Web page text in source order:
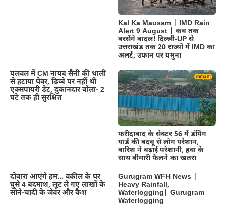
Kal Ka Mausam | IMD Rain
Alert 9 August | कब तक
बरसेंगे बादल! दिल्ली-UP से
उत्तराखंड तक 20 राज्यों में IMD का
अलर्ट, उफान पर यमुना
पलवल में CM नायब सैनी की थाली
से हटाया घेवर, डिब्बे पर नहीं थी
एक्सपायरी डेट, दुकानदार बोला- 2
घंटे तक ही सुरक्षित
फरीदाबाद के सेक्टर 56 में डंपिंग
यार्ड की बदबू से लोग परेशान,
बारिश ने बढ़ाई परेशानी, हवा के
साथ बीमारी फैलने का खतरा
दोबारा आएंगे हम… वकील के घर
घुसे 4 बदमाश, लूट ले गए लाखों के
सोने-चांदी के जेवर और कैश
Gurugram WFH News |
Heavy Rainfall,
Waterlogging| Gurugram
Waterlogging